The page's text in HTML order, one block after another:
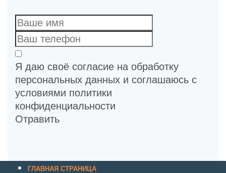
Я даю своё согласие на обработку
персональных данных и соглашаюсь с
условиями политики
конфиденциальности
Отравить
ГЛАВНАЯ СТРАНИЦА